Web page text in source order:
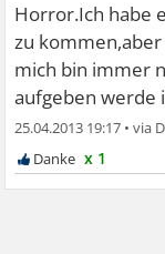
Horror.Ich habe
zu
mich bin immer
aufgeben werde
25.04.2013 19:17 •
x 1